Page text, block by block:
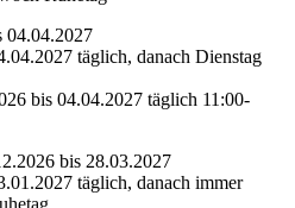
04.04.2027
täglich, danach Dienstag
bis 04.04.2027 täglich 11:00-
bis 28.03.2027
täglich, danach immer